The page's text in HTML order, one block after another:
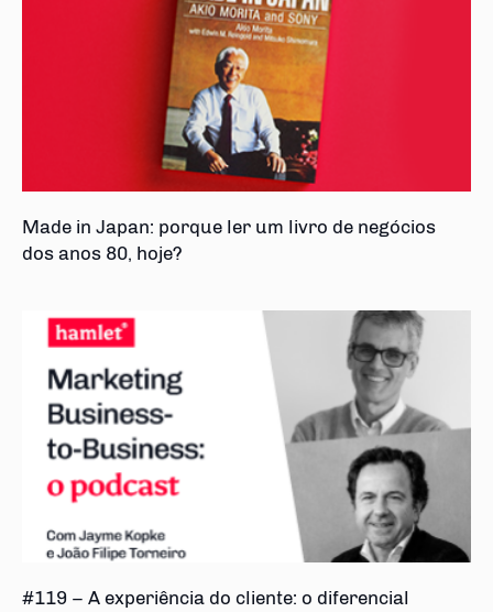
Made in Japan: porque ler um livro de negócios
dos anos 80, hoje?
#119 – A experiência do cliente: o diferencial